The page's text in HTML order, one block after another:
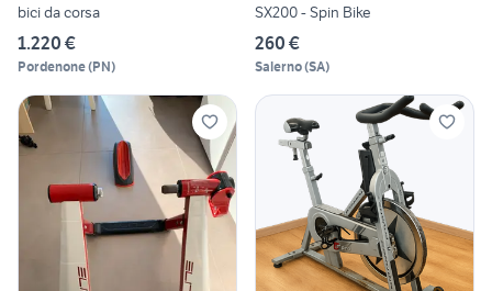
bici da corsa
1.220 €
Pordenone(PN)
SX200 - Spin Bike
260 €
Salerno(SA)